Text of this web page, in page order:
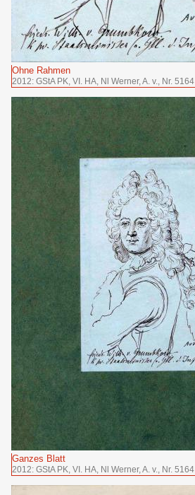
Ohne Rahmen
2012: GStA PK, VI. HA, Nl Werner, A. v., Nr. 5164
Ganzes Blatt
2012: GStA PK, VI. HA, Nl Werner, A. v., Nr. 5164